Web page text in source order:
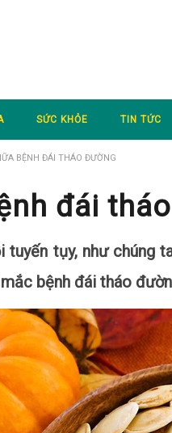
SỨC KHỎE TIN TỨC
BỆNH ĐÁI THÁO ĐƯỜNG
đái
tuyến tụy, như chúng
bệnh đái tháo